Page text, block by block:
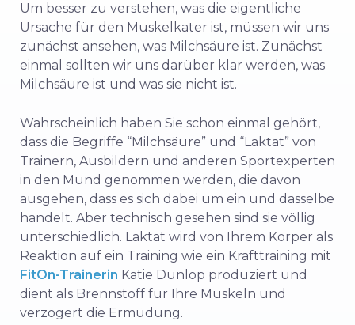
Um besser zu verstehen, was die eigentliche
Ursache für den Muskelkater ist, müssen wir uns
zunächst ansehen, was Milchsäure ist. Zunächst
einmal sollten wir uns darüber klar werden, was
Milchsäure ist und was sie nicht ist.
Wahrscheinlich haben Sie schon einmal gehört,
dass die Begriffe “Milchsäure” und “Laktat” von
Trainern, Ausbildern und anderen Sportexperten
in den Mund genommen werden, die davon
ausgehen, dass es sich dabei um ein und dasselbe
handelt. Aber technisch gesehen sind sie völlig
unterschiedlich. Laktat wird von Ihrem Körper als
Reaktion auf ein Training wie ein Krafttraining mit
FitOn-Trainerin Katie Dunlop produziert und
dient als Brennstoff für Ihre Muskeln und
verzögert die Ermüdung.